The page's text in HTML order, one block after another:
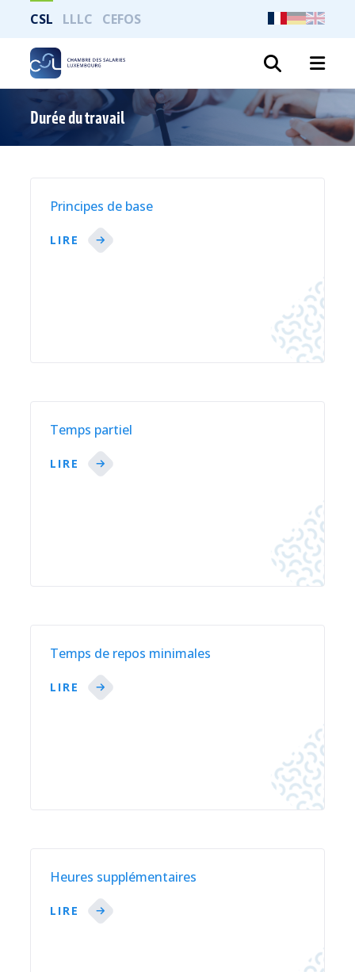
CSL LLLC CEFOS
Durée du travail
Principes de base
LIRE
Temps partiel
LIRE
Temps de repos minimales
LIRE
Heures supplémentaires
LIRE